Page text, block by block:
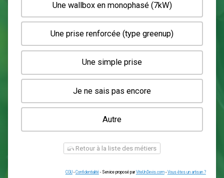
installer ?
Une wallbox en triphasé (22kW)
Une wallbox en monophasé (7kW)
Une prise renforcée (type greenup)
Une simple prise